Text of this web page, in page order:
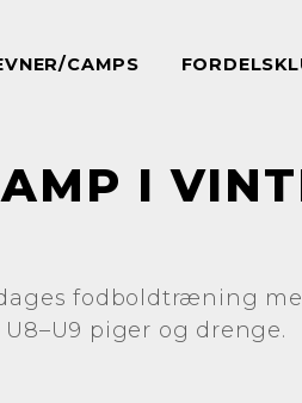
CAMPS
I
fodboldtræning
piger og drenge.